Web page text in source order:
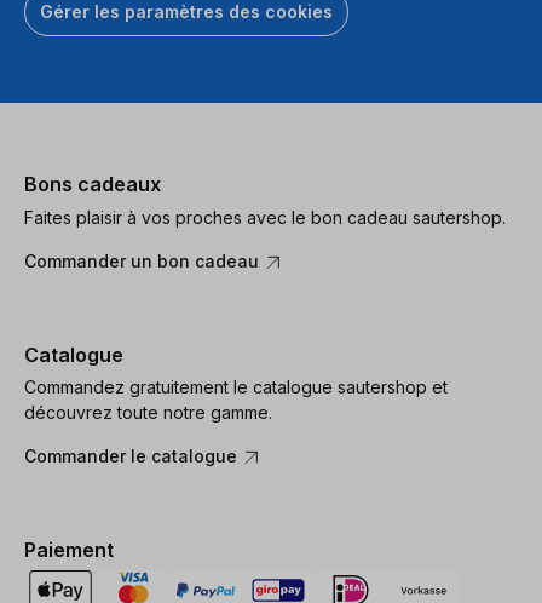
Gérer les paramètres des cookies
Bons cadeaux
Faites plaisir à vos proches avec le bon cadeau sautershop.
Commander un bon cadeau
Catalogue
Commandez gratuitement le catalogue sautershop et
découvrez toute notre gamme.
Commander le catalogue
Paiement